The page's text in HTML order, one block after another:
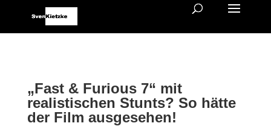
„Fast & Furious 7“ mit
realistischen Stunts? So hätte
der Film ausgesehen!